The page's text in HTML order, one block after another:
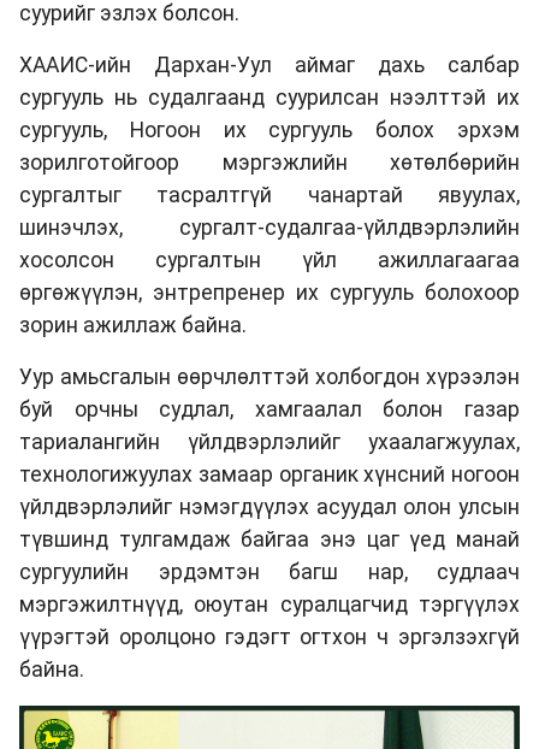
суурийг эзлэх болсон.
ХААИС-ийн Дархан-Уул аймаг дахь салбар
сургууль нь судалгаанд суурилсан нээлттэй их
сургууль, Ногоон их сургууль болох эрхэм
зорилготойгоор мэргэжлийн хөтөлбөрийн
сургалтыг тасралтгүй чанартай явуулах,
шинэчлэх, сургалт-судалгаа-үйлдвэрлэлийн
хосолсон сургалтын үйл ажиллагаагаа
өргөжүүлэн, энтрепренер их сургууль болохоор
зорин ажиллаж байна.
Уур амьсгалын өөрчлөлттэй холбогдон хүрээлэн
буй орчны судлал, хамгаалал болон газар
тариалангийн үйлдвэрлэлийг ухаалагжуулах,
технологижуулах замаар органик хүнсний ногоон
үйлдвэрлэлийг нэмэгдүүлэх асуудал олон улсын
түвшинд тулгамдаж байгаа энэ цаг үед манай
сургуулийн эрдэмтэн багш нар, судлаач
мэргэжилтнүүд, оюутан суралцагчид тэргүүлэх
үүрэгтэй оролцоно гэдэгт огтхон ч эргэлзэхгүй
байна.